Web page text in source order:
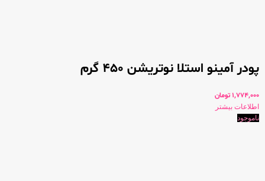
پودر آمینو استلا نوتریشن 450 گرم
1,774,000 تومان
اطلاعات بیشتر
ناموجود